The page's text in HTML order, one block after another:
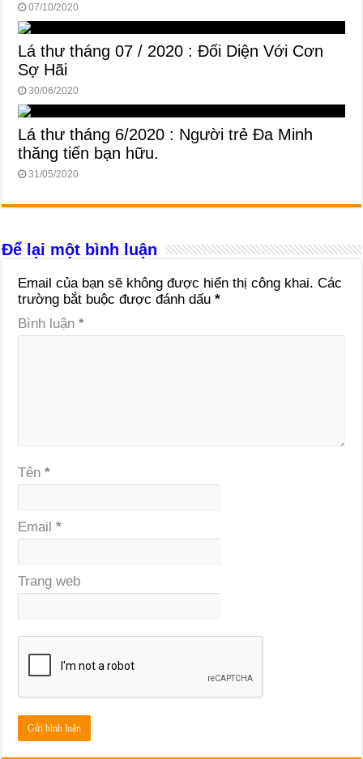
07/10/2020
Lá thư tháng 07 / 2020 : Đối Diện Với Cơn
Sợ Hãi
30/06/2020
Lá thư tháng 6/2020 : Người trẻ Đa Minh
thăng tiến bạn hữu.
31/05/2020
Để lại một bình luận
Email của bạn sẽ không được hiển thị công khai. Các
trường bắt buộc được đánh dấu*
Bình luận*
Tên*
Email*
Trang web